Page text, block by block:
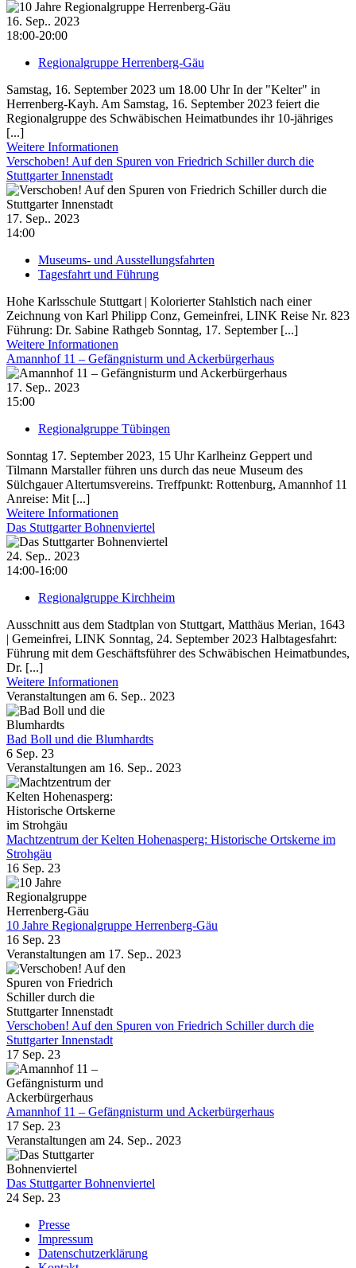
16. Sep.. 2023
18:00-20:00
Regionalgruppe Herrenberg-Gäu
Samstag, 16. September 2023 um 18.00 Uhr In der "Kelter" in
Herrenberg-Kayh. Am Samstag, 16. September 2023 feiert die
Regionalgruppe des Schwäbischen Heimatbundes ihr 10-jähriges
[...]
Weitere Informationen
Verschoben! Auf den Spuren von Friedrich Schiller durch die
Stuttgarter Innenstadt
17. Sep.. 2023
14:00
Museums- und Ausstellungsfahrten
Tagesfahrt und Führung
Hohe Karlsschule Stuttgart | Kolorierter Stahlstich nach einer
Zeichnung von Karl Philipp Conz, Gemeinfrei, LINK Reise Nr. 823
Führung: Dr. Sabine Rathgeb Sonntag, 17. September [...]
Weitere Informationen
Amannhof 11 – Gefängnisturm und Ackerbürgerhaus
17. Sep.. 2023
15:00
Regionalgruppe Tübingen
Sonntag 17. September 2023, 15 Uhr Karlheinz Geppert und
Tilmann Marstaller führen uns durch das neue Museum des
Sülchgauer Altertumsvereins. Treffpunkt: Rottenburg, Amannhof 11
Anreise: Mit [...]
Weitere Informationen
Das Stuttgarter Bohnenviertel
24. Sep.. 2023
14:00-16:00
Regionalgruppe Kirchheim
Ausschnitt aus dem Stadtplan von Stuttgart, Matthäus Merian, 1643
| Gemeinfrei, LINK Sonntag, 24. September 2023 Halbtagesfahrt:
Führung mit dem Geschäftsführer des Schwäbischen Heimatbundes,
Dr. [...]
Weitere Informationen
Veranstaltungen am 6. Sep.. 2023
Bad Boll und die Blumhardts
6 Sep. 23
Veranstaltungen am 16. Sep.. 2023
Machtzentrum der Kelten Hohenasperg: Historische Ortskerne im
Strohgäu
16 Sep. 23
10 Jahre Regionalgruppe Herrenberg-Gäu
16 Sep. 23
Veranstaltungen am 17. Sep.. 2023
Verschoben! Auf den Spuren von Friedrich Schiller durch die
Stuttgarter Innenstadt
17 Sep. 23
Amannhof 11 – Gefängnisturm und Ackerbürgerhaus
17 Sep. 23
Veranstaltungen am 24. Sep.. 2023
Das Stuttgarter Bohnenviertel
24 Sep. 23
Presse
Impressum
Datenschutzerklärung